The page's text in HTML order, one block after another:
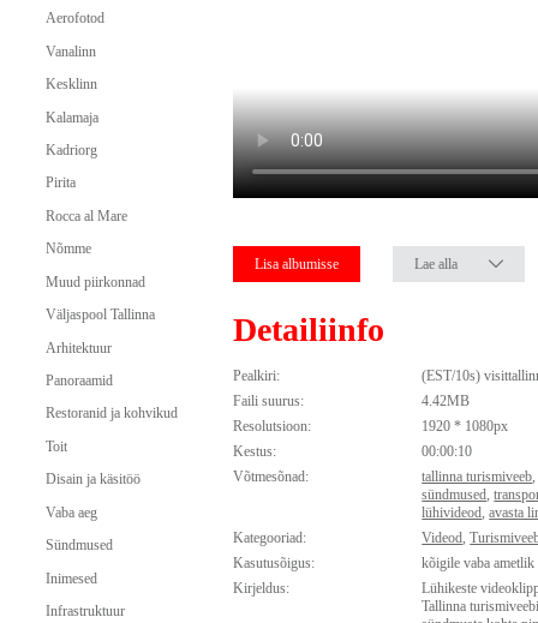
Aerofotod
Vanalinn
Kesklinn
Kalamaja
Kadriorg
Pirita
Rocca al Mare
Nõmme
Muud piirkonnad
Väljaspool Tallinna
Arhitektuur
Panoraamid
Restoranid ja kohvikud
Toit
Disain ja käsitöö
Vaba aeg
Sündmused
Inimesed
Infrastruktuur
Lisa albumisse Lae alla
Detailiinfo
Pealkiri:
(EST/10s)
Faili suurus:
4.42MB
Resolutsioon:
1920 * 1080px
Kestus:
00:00:10
Võtmesõnad:
tallinna turismiveeb
sündmused,
lühivideod,avasta
Kategooriad:
Videod,
Kasutusõigus:
kõigile vaba
Kirjeldus:
Lühikeste
Tallinna